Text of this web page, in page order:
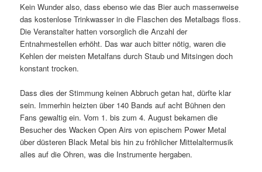
Kein Wunder also, dass ebenso wie das Bier auch massenweise
das kostenlose Trinkwasser in die Flaschen des Metalbags floss.
Die Veranstalter hatten vorsorglich die Anzahl der
Entnahmestellen erhöht. Das war auch bitter nötig, waren die
Kehlen der meisten Metalfans durch Staub und Mitsingen doch
konstant trocken.
Dass dies der Stimmung keinen Abbruch getan hat, dürfte klar
sein. Immerhin heizten über 140 Bands auf acht Bühnen den
Fans gewaltig ein. Vom 1. bis zum 4. August bekamen die
Besucher des Wacken Open Airs von epischem Power Metal
über düsteren Black Metal bis hin zu fröhlicher Mittelaltermusik
alles auf die Ohren, was die Instrumente hergaben.